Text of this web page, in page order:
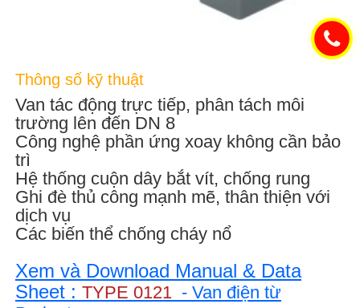
Thông số kỹ thuật
Van tác động trực tiếp, phân tách môi
trường lên đến DN 8
Công nghệ phần ứng xoay không cần bảo
trì
Hệ thống cuộn dây bắt vít, chống rung
Ghi đè thủ công mạnh mẽ, thân thiện với
dịch vụ
Các biến thể chống cháy nổ
Xem và Download Manual & Data
Sheet : TYPE 0121 - Van điện từ